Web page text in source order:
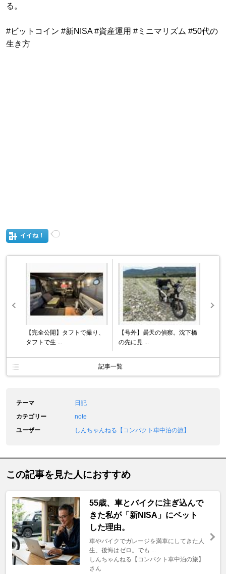
る。
#ビットコイン #新NISA #資産運用 #ミニマリズム #50代の
生き方
イイね！
【完全公開】タフトで撮り、
タフトで生 ...
【号外】曇天の偵察。沈下橋
の先に見 ...
記事一覧
テーマ
日記
カテゴリー
note
ユーザー
しんちゃんねる【コンパクト車中泊の旅】
この記事を見た人におすすめ
55歳、車とバイクに注ぎ込んで
きた私が「新NISA」にベット
した理由。
車やバイクでガレージを満車にしてきた人
生、後悔はゼロ。でも ...
しんちゃんねる【コンパクト車中泊の旅】
さん